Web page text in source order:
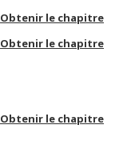
Obtenir le chapitre
Obtenir le chapitre
Obtenir le chapitre